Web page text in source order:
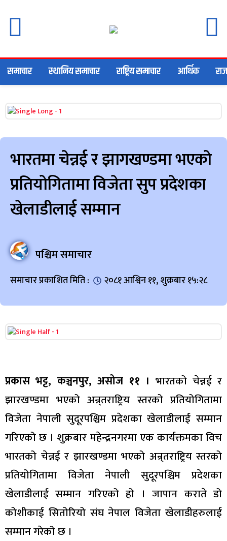
समाचार स्थानिय समाचार राष्ट्रिय समाचार आर्थिक
भारतमा चेन्नई र झागखण्डमा भएको
प्रतियोगितामा विजेता सुप प्रदेशका
खेलाडीलाई सम्मान
पश्चिम समाचार
समाचार प्रकाशित मिति : २०८१ आश्विन ११, शुक्रबार १५:२८
प्रकास भट्ट, कञ्चनपुर, असोज ११ । भारतको चेन्नई र
झारखण्डमा भएको अन्र्तराष्ट्रिय स्तरको प्रतियोगितामा
विजेता नेपाली सुदूरपश्चिम प्रदेशका खेलाडीलाई सम्मान
गरिएको छ । शुक्रबार महेन्द्रनगरमा एक कार्यक्तमका विच
भारतको चेन्नई र झारखण्डमा भएको अन्र्तराष्ट्रिय स्तरको
प्रतियोगितामा विजेता नेपाली सुदूरपश्चिम प्रदेशका
खेलाडीलाई सम्मान गरिएको हो । जापान कराते डो
कोशीकाई सितोरियो संघ नेपाल विजेता खेलाडीहरुलाई
सम्मान गरेको छ ।